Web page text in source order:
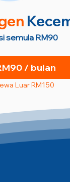
semula RM90
/ bulan
Luar RM150